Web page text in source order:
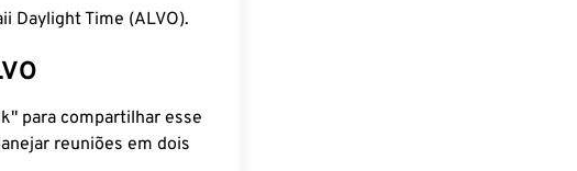
Daylight Time (ALVO).
para compartilhar esse
reuniões em dois